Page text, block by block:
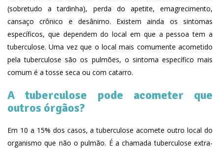
(sobretudo a tardinha), perda do apetite, emagrecimento,
cansaço crônico e desânimo. Existem ainda os sintomas
específicos, que dependem do local em que a pessoa tem a
tuberculose. Uma vez que o local mais comumente acometido
pela tuberculose são os pulmões, o sintoma específico mais
comum é a tosse seca ou com catarro.
A tuberculose pode acometer que
outros órgãos?
Em 10 a 15% dos casos, a tuberculose acomete outro local do
organismo que não o pulmão. É a chamada tuberculose extra-